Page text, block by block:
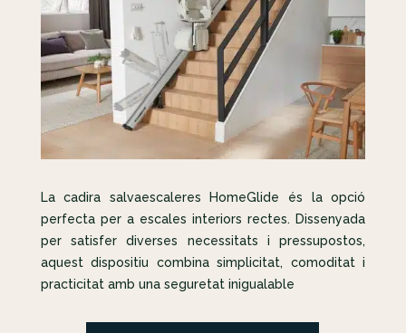
La cadira salvaescaleres HomeGlide és la opció
perfecta per a escales interiors rectes. Dissenyada
per satisfer diverses necessitats i pressupostos,
aquest dispositiu combina simplicitat, comoditat i
practicitat amb una seguretat inigualable